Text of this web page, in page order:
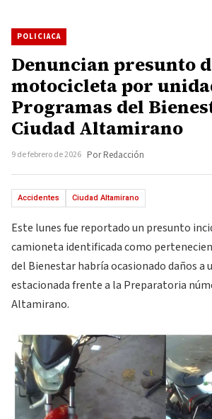
POLICIACA
Denuncian presunto
motocicleta por
Programas del
Ciudad Altamirano
9 de febrero de 2026 Por Redacción
Accidentes Ciudad Altamirano
Este lunes fue reportado un presunto
camioneta identificada como
del Bienestar habría ocasionado daños a
estacionada frente a la Preparatoria
Altamirano.